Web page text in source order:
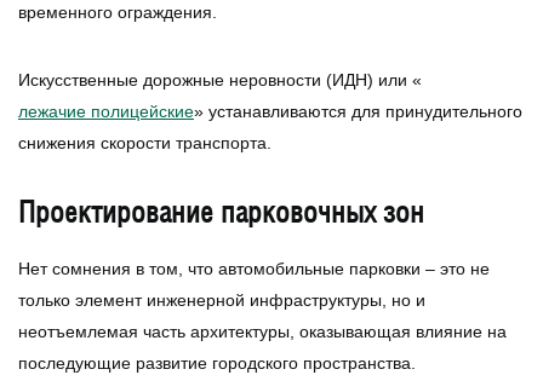
временного ограждения.
Искусственные дорожные неровности (ИДН) или «
лежачие полицейские» устанавливаются для принудительного
снижения скорости транспорта.
Проектирование парковочных зон
Нет сомнения в том, что автомобильные парковки – это не
только элемент инженерной инфраструктуры, но и
неотъемлемая часть архитектуры, оказывающая влияние на
последующие развитие городского пространства.